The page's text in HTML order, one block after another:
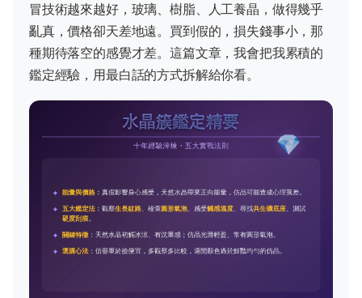
冒技術越來越好，玻璃、樹脂、人工養晶，做得幾乎
亂真，價格卻天差地遠。買到假的，損失錢事小，那
種期待落空的感覺才差。這篇文章，我會把我累積的
鑑定經驗，用最白話的方式拆解給你看。